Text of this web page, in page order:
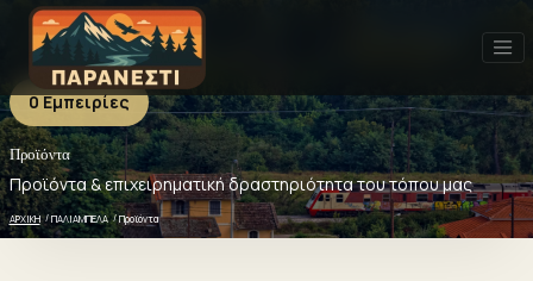
0 Εμπειρίες
Προϊόντα
Προϊόντα & επιχειρηματική δραστηριότητα του τόπου μας
ΑΡΧΙΚΗ ΠΑΛΙΑΜΠΕΛΑ Προϊόντα
Προϊόντα - 0 ΕΜΠΕΙΡΙΕΣ
Πρόσφατα Δημοφιλή Καλύτερη αξιολόγηση